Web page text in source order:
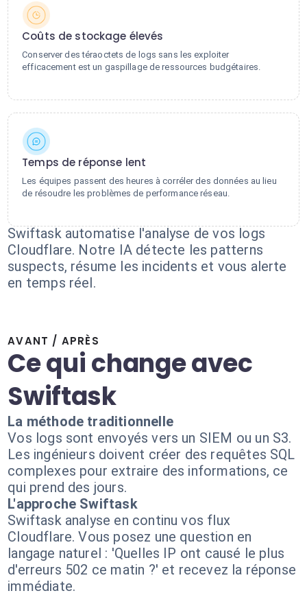
Coûts de stockage élevés
Conserver des téraoctets de logs sans les exploiter
efficacement est un gaspillage de ressources budgétaires.
Temps de réponse lent
Les équipes passent des heures à corréler des données au lieu
de résoudre les problèmes de performance réseau.
Swiftask automatise l'analyse de vos logs
Cloudflare. Notre IA détecte les patterns
suspects, résume les incidents et vous alerte
en temps réel.
AVANT / APRÈS
Ce qui change avec
Swiftask
La méthode traditionnelle
Vos logs sont envoyés vers un SIEM ou un S3.
Les ingénieurs doivent créer des requêtes SQL
complexes pour extraire des informations, ce
qui prend des jours.
L'approche Swiftask
Swiftask analyse en continu vos flux
Cloudflare. Vous posez une question en
langage naturel : 'Quelles IP ont causé le plus
d'erreurs 502 ce matin ?' et recevez la réponse
immédiate.